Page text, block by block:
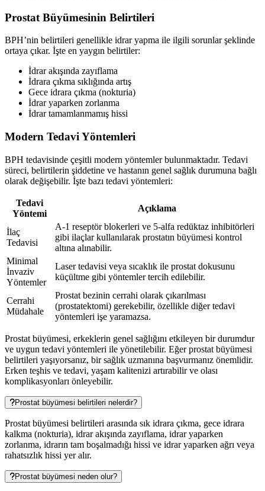
Prostat Büyümesinin Belirtileri
BPH’nin belirtileri genellikle idrar yapma ile ilgili sorunlar şeklinde
ortaya çıkar. İşte en yaygın belirtiler:
İdrar akışında zayıflama
İdrara çıkma sıklığında artış
Gece idrara çıkma (nokturia)
İdrar yaparken zorlanma
İdrar tamamlanmamış hissi
Modern Tedavi Yöntemleri
BPH tedavisinde çeşitli modern yöntemler bulunmaktadır. Tedavi
süreci, belirtilerin şiddetine ve hastanın genel sağlık durumuna bağlı
olarak değişebilir. İşte bazı tedavi yöntemleri:
Tedavi
Yöntemi
Açıklama
İlaç
Tedavisi
A-1 reseptör blokerleri ve 5-alfa redüktaz inhibitörleri
gibi ilaçlar kullanılarak prostatın büyümesi kontrol
altına alınabilir.
Minimal
İnvaziv
Yöntemler
Laser tedavisi veya sıcaklık ile prostat dokusunu
küçültme gibi yöntemler tercih edilebilir.
Cerrahi
Müdahale
Prostat bezinin cerrahi olarak çıkarılması
(prostatektomi) gerekebilir, özellikle diğer tedavi
yöntemleri işe yaramazsa.
Prostat büyümesi, erkeklerin genel sağlığını etkileyen bir durumdur
ve uygun tedavi yöntemleri ile yönetilebilir. Eğer prostat büyümesi
belirtileri yaşıyorsanız, bir sağlık uzmanına başvurmanız önemlidir.
Erken teşhis ve tedavi, yaşam kalitenizi artırabilir ve olası
komplikasyonları önleyebilir.
Prostat büyümesi belirtileri nelerdir?
Prostat büyümesi belirtileri arasında sık idrara çıkma, gece idrara
kalkma (nokturia), idrar akışında zayıflama, idrar yaparken
zorlanma, idrarın tam boşalmadığı hissi ve idrar yaparken ağrı veya
rahatsızlık hissi yer alır.
Prostat büyümesi neden olur?